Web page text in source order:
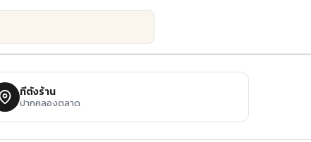
ที่ตั้งร้าน
ปากคลองตลาด